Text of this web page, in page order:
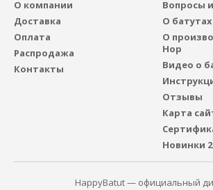
О компании
Доставка
Оплата
Распродажа
Контакты
Вопросы
О батутах
О
Hop
Видео о
Отзывы
Карта
Новинки
HappyBatut — официальный